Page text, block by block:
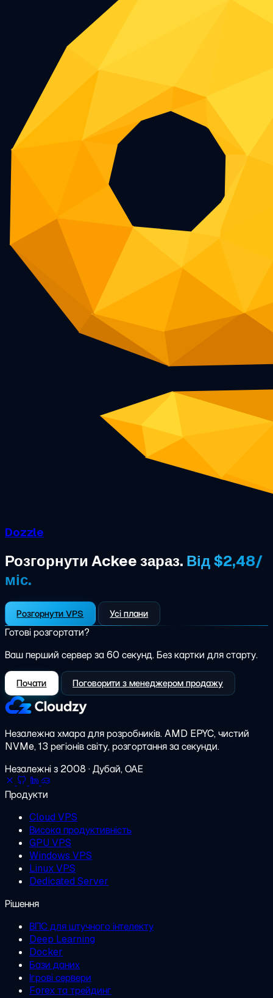
Dozzle
Розгорнути Ackee зараз. Від $2,48/
міс.
Розгорнути VPS Усі плани
Готові розгортати?
Ваш перший сервер за 60 секунд. Без картки для старту.
Почати Поговорити з менеджером продажу
Незалежна хмара для розробників.AMD EPYC, чистий
NVMe, 13 регіонів світу, розгортання за секунди.
Незалежні з 2008 · Дубай, ОАЕ
Продукти
Cloud VPS
Висока продуктивність
GPU VPS
Windows VPS
Linux VPS
Dedicated Server
Рішення
ВПС для штучного інтелекту
Deep Learning
Docker
Бази даних
Ігрові сервери
Forex та трейдинг